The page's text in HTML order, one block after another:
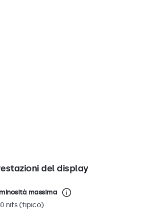
del display
massima
nits (tipico)